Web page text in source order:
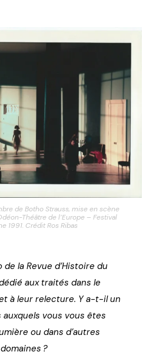
de Botho Strauss, mise en scène
Théâtre de l’Europe – Festival
1991. Crédit Ros Ribas
de laRevue d’Histoire du
aux traités dans le
à leur relecture. Y a-t-il un
vous vous êtes
ou dans d’autres
domaines ?